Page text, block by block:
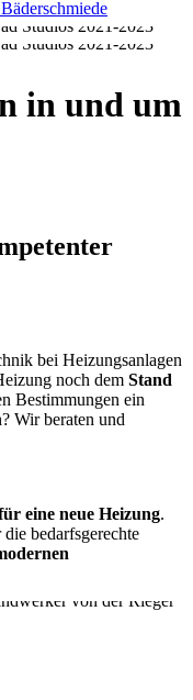
in und um
bei Heizungsanlagen
noch dem Stand
Bestimmungen ein
Wir beraten und
eine neue Heizung.
bedarfsgerechte